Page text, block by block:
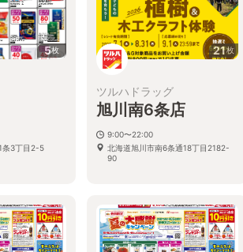
5枚
条3丁目2-5
21枚
ツルハドラッグ
旭川南6条店
9:00〜22:00
北海道旭川市南6条通18丁目2182-
90